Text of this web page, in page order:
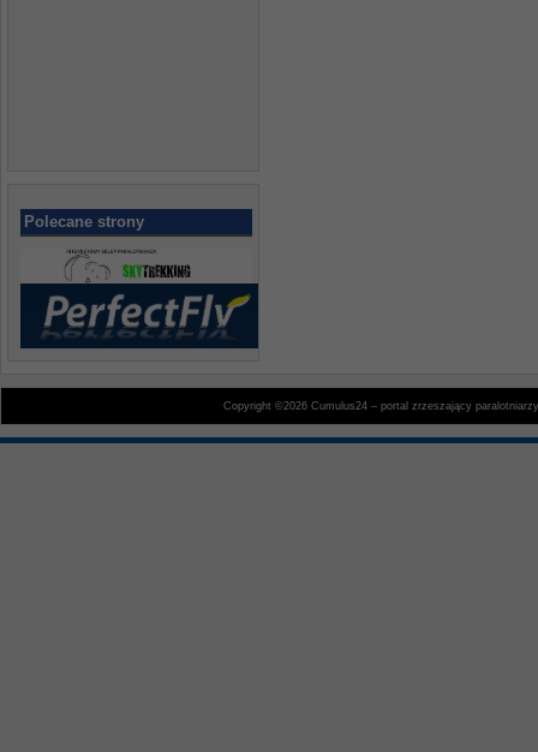
Polecane strony
Copyright ©2026 Cumulus24 – portal zrzeszający